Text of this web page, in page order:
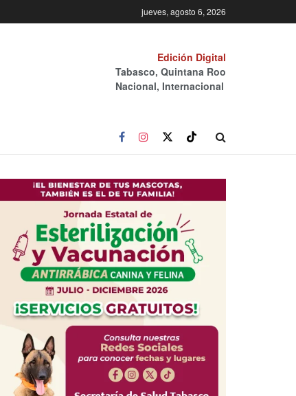
jueves, agosto 6, 2026
Edición Digital
Tabasco, Quintana Roo
Nacional, Internacional